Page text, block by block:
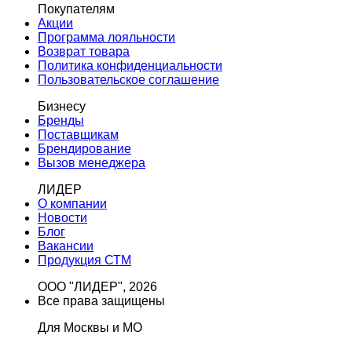
Покупателям
Акции
Программа лояльности
Возврат товара
Политика конфиденциальности
Пользовательское соглашение
Бизнесу
Бренды
Поставщикам
Брендирование
Вызов менеджера
ЛИДЕР
О компании
Новости
Блог
Вакансии
Продукция СТМ
ООО "ЛИДЕР", 2026
Все права защищены
Для Москвы и МО